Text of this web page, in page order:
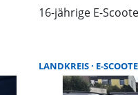
16-jährige E-
LANDKREIS E-